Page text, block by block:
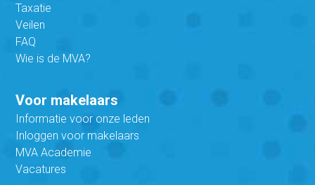
Taxatie
Veilen
FAQ
Wie is de MVA?
Voor makelaars
Informatie voor onze leden
Inloggen voor makelaars
MVA Academie
Vacatures